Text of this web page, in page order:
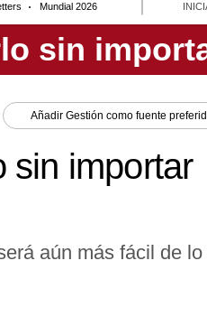
Mundial 2026
Añadir Gestión como fuente
sin importar
aún más fácil de